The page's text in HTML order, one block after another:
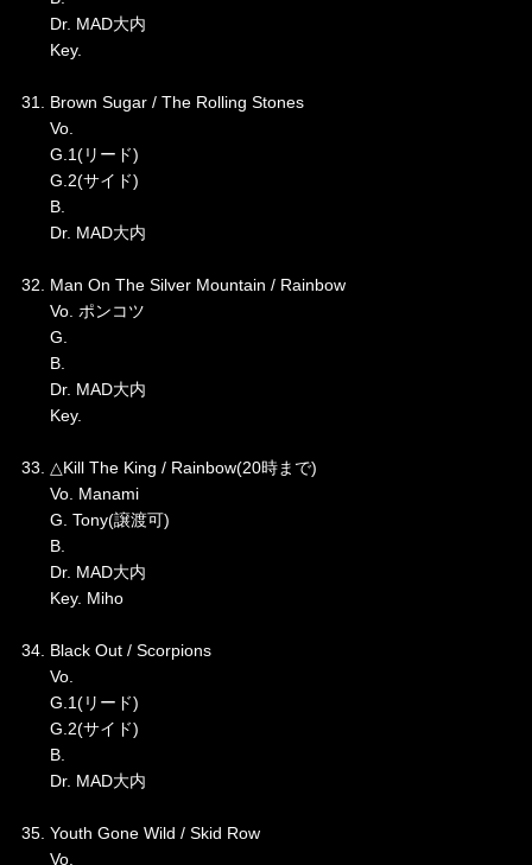
Dr. MAD大内
Key.
31. Brown Sugar / The Rolling Stones
Vo.
G.1(リード)
G.2(サイド)
B.
Dr. MAD大内
32. Man On The Silver Mountain / Rainbow
Vo. ポンコツ
G.
B.
Dr. MAD大内
Key.
33. △Kill The King / Rainbow(20時まで)
Vo. Manami
G. Tony(譲渡可)
B.
Dr. MAD大内
Key. Miho
34. Black Out / Scorpions
Vo.
G.1(リード)
G.2(サイド)
B.
Dr. MAD大内
35. Youth Gone Wild / Skid Row
Vo.